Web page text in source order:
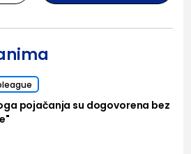
pojačanja su dogovorena bez